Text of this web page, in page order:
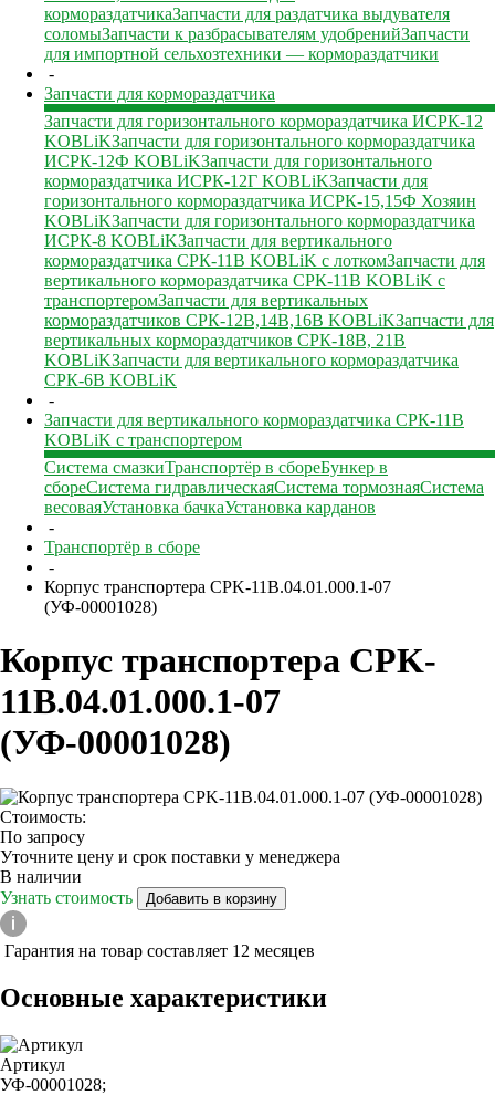
кормораздатчикаЗапчасти для раздатчика выдувателя
соломыЗапчасти к разбрасывателям удобренийЗапчасти
для импортной сельхозтехники — кормораздатчики
-
Запчасти для кормораздатчика
Запчасти для горизонтального кормораздатчика ИСРК-12
KOBLiKЗапчасти для горизонтального кормораздатчика
ИСРК-12Ф KOBLiKЗапчасти для горизонтального
кормораздатчика ИСРК-12Г KOBLiKЗапчасти для
горизонтального кормораздатчика ИСРК-15,15Ф Хозяин
KOBLiKЗапчасти для горизонтального кормораздатчика
ИСРК-8 KOBLiKЗапчасти для вертикального
кормораздатчика СРК-11В KOBLiK с лоткомЗапчасти для
вертикального кормораздатчика СРК-11В KOBLiK с
транспортеромЗапчасти для вертикальных
кормораздатчиков СРК-12В,14В,16В KOBLiKЗапчасти для
вертикальных кормораздатчиков СРК-18В, 21В
KOBLiKЗапчасти для вертикального кормораздатчика
СРК-6В KOBLiK
-
Запчасти для вертикального кормораздатчика СРК-11В
KOBLiK с транспортером
Система смазкиТранспортёр в сбореБункер в
сбореСистема гидравлическаяСистема тормознаяСистема
весоваяУстановка бачкаУстановка карданов
-
Транспортёр в сборе
-
Корпус транспортера CPK-11B.04.01.000.1-07
(УФ-00001028)
Корпус транспортера CPK-
11B.04.01.000.1-07
(УФ-00001028)
Стоимость:
По запросу
Уточните цену и срок поставки у менеджера
В наличии
Узнать стоимость
Добавить в корзину
Гарантия на товар составляет 12 месяцев
Основные характеристики
Артикул
УФ-00001028;